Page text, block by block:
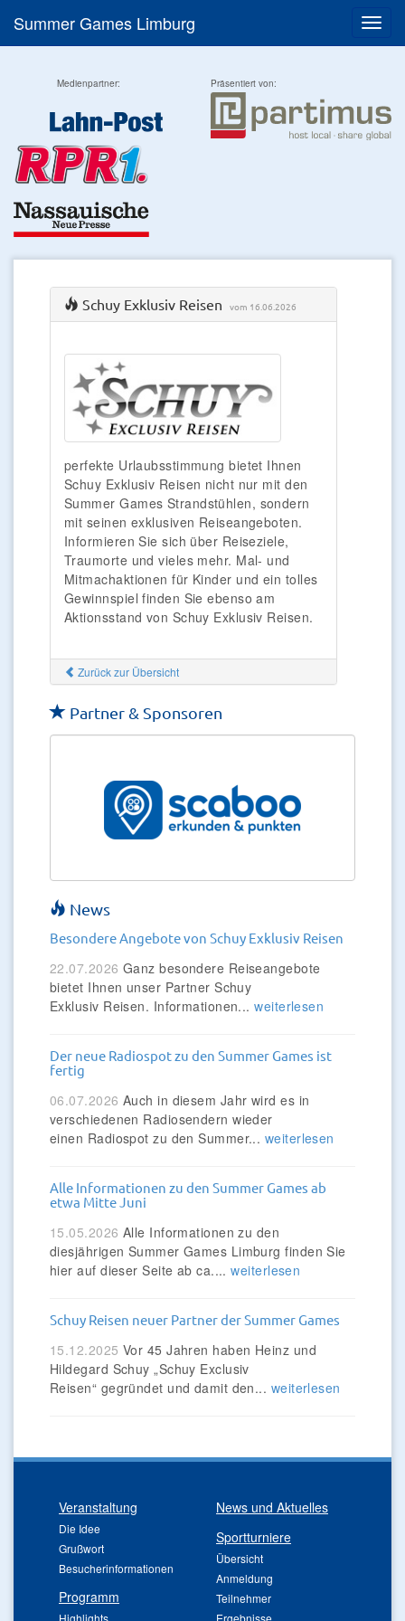
Menü
Summer Games Limburg
Medienpartner: Präsentiert von:
Schuy Exklusiv Reisen vom 16.06.2026
perfekte Urlaubsstimmung bietet Ihnen
Schuy Exklusiv Reisen nicht nur mit den
Summer Games Strandstühlen, sondern
mit seinen exklusiven Reiseangeboten.
Informieren Sie sich über Reiseziele,
Traumorte und vieles mehr. Mal- und
Mitmachaktionen für Kinder und ein tolles
Gewinnspiel finden Sie ebenso am
Aktionsstand von Schuy Exklusiv Reisen.
Zurück zur Übersicht
Partner & Sponsoren
News
Besondere Angebote von Schuy Exklusiv Reisen
22.07.2026 Ganz besondere Reiseangebote
bietet Ihnen unser Partner Schuy
Exklusiv Reisen. Informationen...weiterlesen
Der neue Radiospot zu den Summer Games ist
fertig
06.07.2026 Auch in diesem Jahr wird es in
verschiedenen Radiosendern wieder
einen Radiospot zu den Summer... weiterlesen
Alle Informationen zu den Summer Games ab
etwa Mitte Juni
15.05.2026 Alle Informationen zu den
diesjährigen Summer Games Limburg finden Sie
hier auf dieser Seite ab ca....weiterlesen
Schuy Reisen neuer Partner der Summer Games
15.12.2025 Vor 45 Jahren haben Heinz und
Hildegard Schuy „Schuy Exclusiv
Reisen“ gegründet und damit den... weiterlesen
Veranstaltung
Die Idee
Grußwort
Besucherinformationen
Programm
Highlights
News und Aktuelles
Sportturniere
Übersicht
Anmeldung
Teilnehmer
Ergebnisse